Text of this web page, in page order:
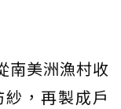
南美洲漁村收
，再製成戶